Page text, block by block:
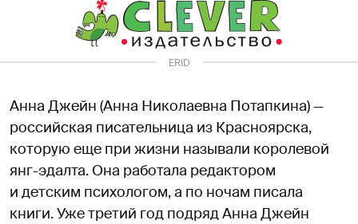
ERID
Анна Джейн (Анна Николаевна Потапкина) —
российская писательница из Красноярска,
которую еще при жизни называли королевой
янг-эдалта. Она работала редактором
и детским психологом, а по ночам писала
книги. Уже третий год подряд Анна Джейн